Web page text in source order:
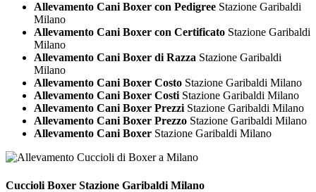
Allevamento Cani Boxer con Pedigree Stazione Garibaldi
Milano
Allevamento Cani Boxer con Certificato Stazione Garibaldi
Milano
Allevamento Cani Boxer di Razza Stazione Garibaldi
Milano
Allevamento Cani Boxer Costo Stazione Garibaldi Milano
Allevamento Cani Boxer Costi Stazione Garibaldi Milano
Allevamento Cani Boxer Prezzi Stazione Garibaldi Milano
Allevamento Cani Boxer Prezzo Stazione Garibaldi Milano
Allevamento Cani Boxer Stazione Garibaldi Milano
Cuccioli Boxer Stazione Garibaldi Milano